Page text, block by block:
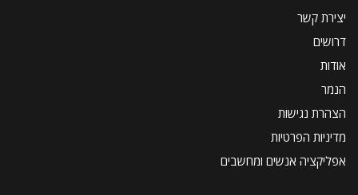
יצירת קשר
דרושים
אודות
הנמר
הצהרת נגישות
מדיניות הפרטיות
אפליקציה אנשים ומחשבים